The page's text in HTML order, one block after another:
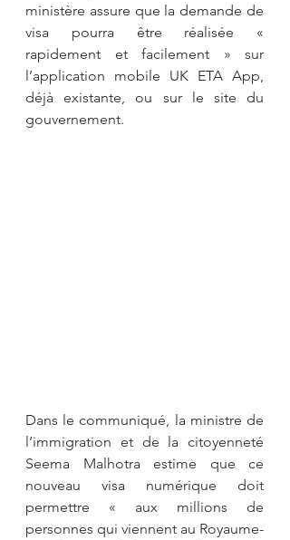
ministère assure que la demande de
visa pourra être réalisée «
rapidement et facilement » sur
l’application mobile UK ETA App,
déjà existante, ou sur le site du
gouvernement.
Dans le communiqué, la ministre de
l’immigration et de la citoyenneté
Seema Malhotra estime que ce
nouveau visa numérique doit
permettre « aux millions de
personnes qui viennent au Royaume-